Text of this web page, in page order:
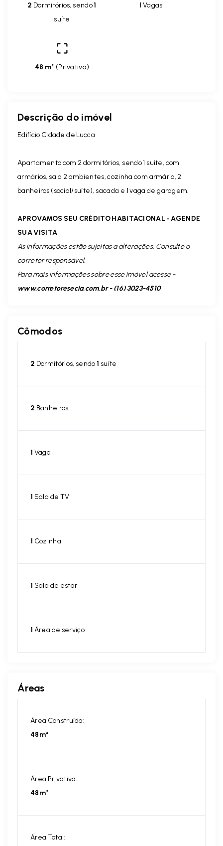
2 Dormitórios, sendo1
suíte
1 Vagas
48 m² (Privativa)
Descrição do imóvel
Edifício Cidade de Lucca
Apartamento com 2 dormitórios, sendo 1 suíte, com
armários, sala 2 ambientes, cozinha com armário, 2
banheiros (social/suíte), sacada e 1 vaga de garagem.
APROVAMOS SEU CRÉDITO HABITACIONAL - AGENDE
SUA VISITA
As informações estão sujeitas a alterações. Consulte o
corretor responsável.
Para mais informações sobre esse imóvel acesse -
www.corretoresecia.com.br - (16) 3023-4510
Cômodos
2 Dormitórios, sendo1 suíte
2 Banheiros
1 Vaga
1 Sala de TV
1 Cozinha
1 Sala de estar
1 Área de serviço
Áreas
Área Construída:
48m²
Área Privativa:
48m²
Área Total: